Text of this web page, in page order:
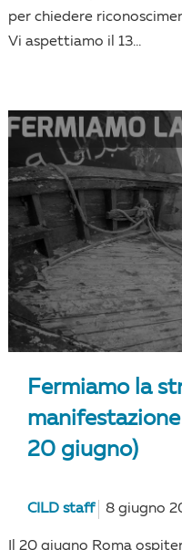
per chiedere
Vi aspettiamo il 13...
Fermiamo la
20 giugno)
CILD staff 8 giugno
Il 20 giugno Roma